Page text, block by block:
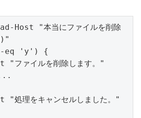
Host "本当にファイルを削除
-eq 'y') {